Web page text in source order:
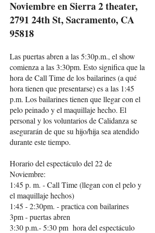
Noviembre en Sierra 2 theater,
2791 24th St, Sacramento, CA
95818
Las puertas abren a las 5:30p.m., el show
comienza a las 3:30pm. Esto significa que la
hora de Call Time de los bailarines (a qué
hora tienen que presentarse) es a las 1:45
p.m. Los bailarines tienen que llegar con el
pelo peinado y el maquillaje hecho. El
personal y los voluntarios de Calidanza se
asegurarán de que su hijo/hija sea atendido
durante este tiempo.
Horario del espectáculo del 22 de
Noviembre:
1:45 p. m. - Call Time (llegan con el pelo y
el maquillaje hechos)
1:45 - 2:30pm. - practica con bailarines
3pm - puertas abren
3:30 p.m.- 5:30 pm hora del espectáculo